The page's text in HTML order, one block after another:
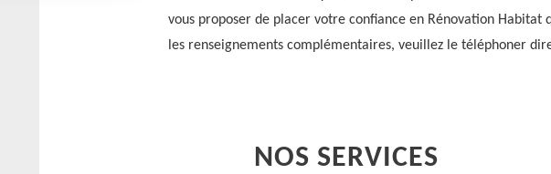
vous proposer de placer votre confiance en Rénovation
les renseignements complémentaires, veuillez le téléphoner
NOS SERVICES